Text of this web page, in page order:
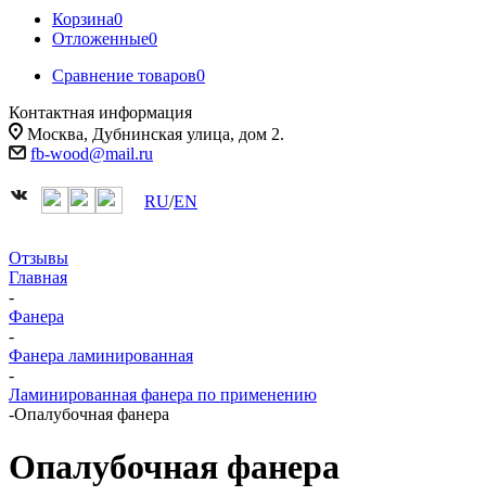
Корзина0
Отложенные0
Сравнение товаров0
Контактная информация
Москва, Дубнинская улица, дом 2.
fb-wood@mail.ru
RU/EN
Отзывы
Главная
-
Фанера
-
Фанера ламинированная
-
Ламинированная фанера по применению
-Опалубочная фанера
Опалубочная фанера